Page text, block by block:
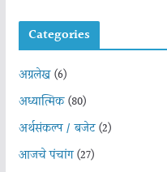
Categories
अग्रलेख(6)
अध्यात्मिक(80)
अर्थसंकल्प / बजेट(2)
आजचे पंचांग(27)